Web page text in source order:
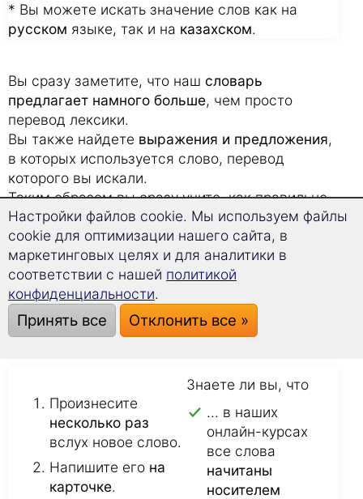
* Вы можете искать значение слов как на
русском языке, так и на казахском.
Вы сразу заметите, что наш словарь
предлагает намного больше, чем просто
перевод лексики.
Вы также найдете выражения и предложения,
в которых используется слово, перевод
которого вы искали.
Таким образом вы сразу учите, как правильно
егоиспользовать в различных фразах.
Это особенно поможет вам, когда вы будете
работать над переводом с казахского.
Наши советы, как быстро запоминать
слова:
Произнесите
несколько раз
вслух новое слово.
Напишите его на
карточке.
Знаете ли вы, что
... в наших
онлайн-курсах
все слова
начитаны
носителем
Настройки файлов cookie. Мы используем файлы
cookie для оптимизации нашего сайта, в
маркетинговых целях и для аналитики в
соответствии с нашей политикой
конфиденциальности.
Принять все Отклонить все »